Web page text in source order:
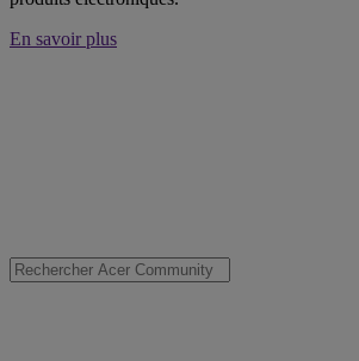
En savoir plus